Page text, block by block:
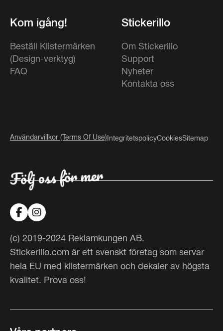
Kom igång!
Beställ Klistermärken
(Design-verktyg)
FAQ
Stickerillo
Om Stickerillo
Support
Nyheter
Kontakta oss
Användarvillkor (Terms Of Use) IntegritetspolicyCookiesSitemap
(c) 2019-2024 Reklamkungen AB.
Stickerillo.com är ett svenskt företag som servar
hela EU med klistermärken och dekaler av högsta
kvalitet. Prova oss!
Följ oss för mer